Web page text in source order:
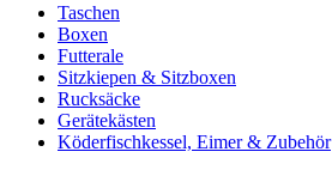
Taschen
Boxen
Futterale
Sitzkiepen & Sitzboxen
Rucksäcke
Gerätekästen
Köderfischkessel, Eimer & Zubehör